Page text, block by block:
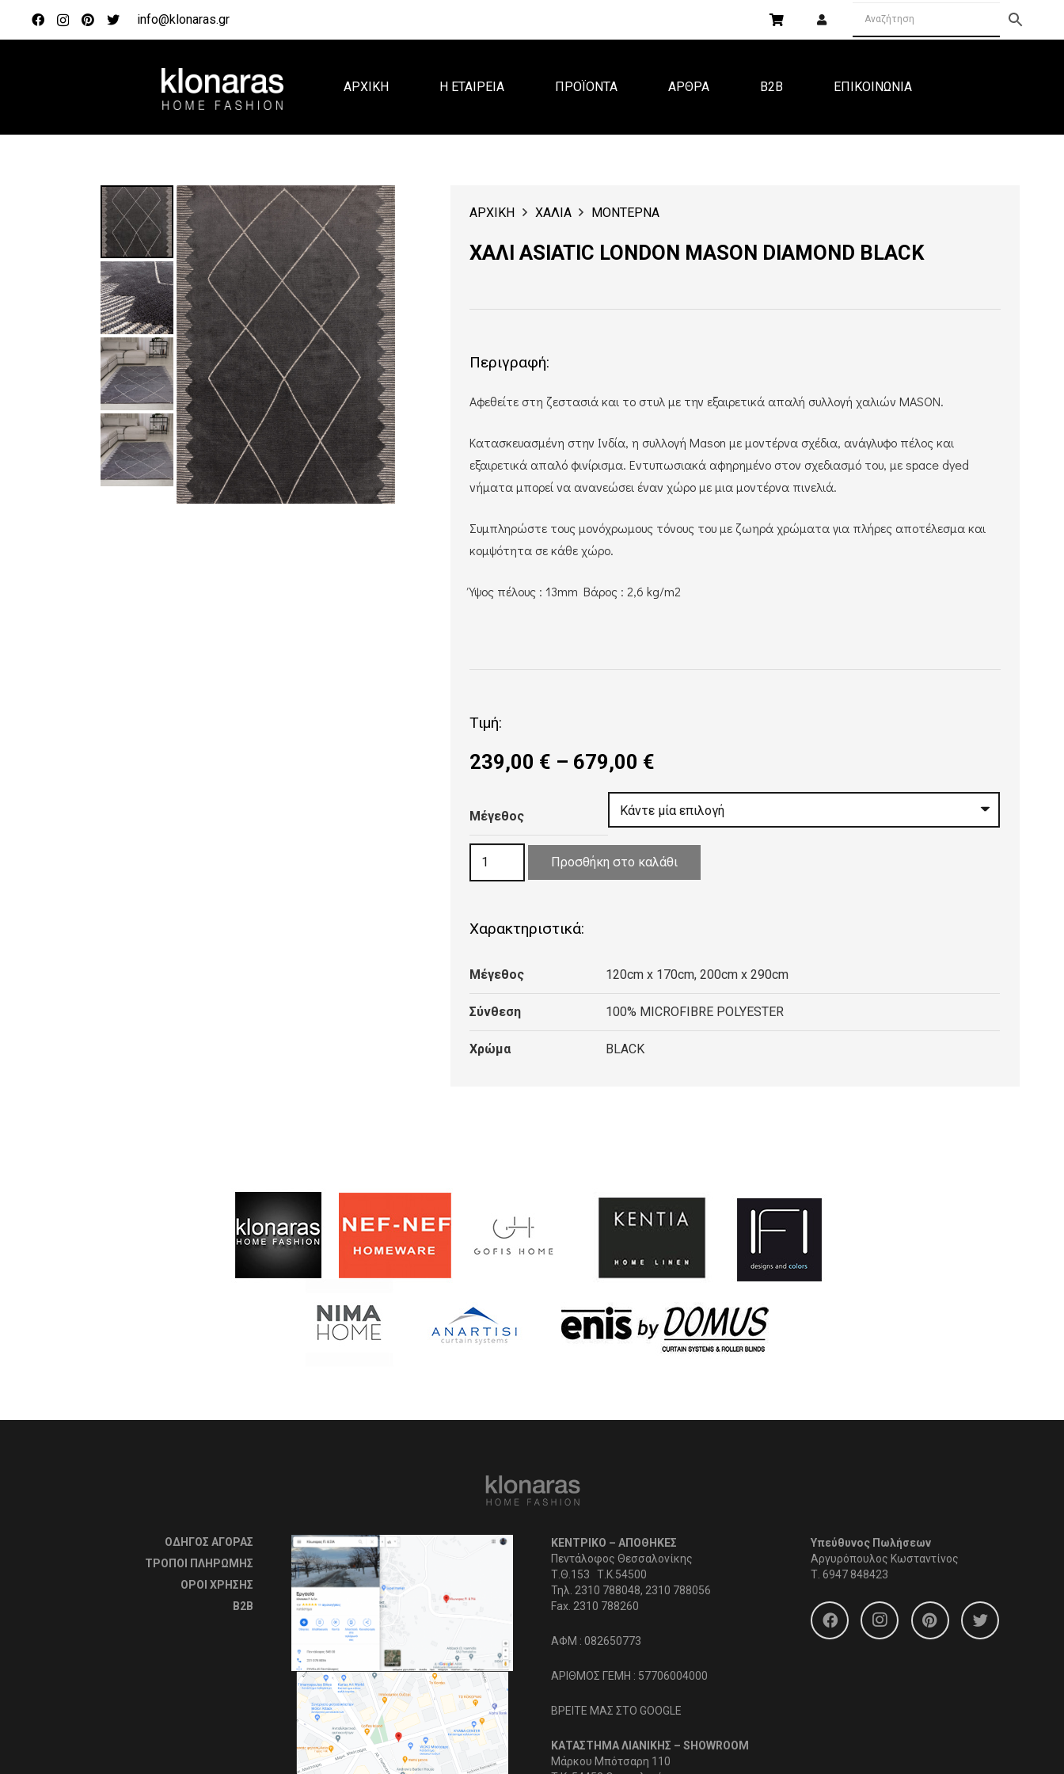
info@klonaras.gr
ΑΡΧΙΚΗ Η ΕΤΑΙΡΕΙΑ ΠΡΟΪΟΝΤΑ ΑΡΘΡΑ B2B ΕΠΙΚΟΙΝΩΝΙΑ
ΑΡΧΙΚΗ ΧΑΛΙΑ ΜΟΝΤΕΡΝΑ
ΧΑΛΙ ASIATIC LONDON MASON DIAMOND BLACK
Περιγραφή:
Αφεθείτε στη ζεστασιά και το στυλ με την εξαιρετικά απαλή συλλογή χαλιών MASON.
Κατασκευασμένη στην Ινδία, η συλλογή Mason με μοντέρνα σχέδια, ανάγλυφο πέλος και
εξαιρετικά απαλό φινίρισμα. Εντυπωσιακά αφηρημένο στον σχεδιασμό του, με space dyed
νήματα μπορεί να ανανεώσει έναν χώρο με μια μοντέρνα πινελιά.
Συμπληρώστε τους μονόχρωμους τόνους του με ζωηρά χρώματα για πλήρες αποτέλεσμα και
κομψότητα σε κάθε χώρο.
Ύψος πέλους : 13mm Bάρος : 2,6 kg/m2
Τιμή:
239,00 € – 679,00 €
239,00 €
through
679,00 €
Μέγεθος
DIAMOND
ποσότητα
Προσθήκη στο καλάθι
Χαρακτηριστικά:
Μέγεθος 120cm x 170cm, 200cm x 290cm
Σύνθεση 100% MICROFIBRE POLYESTER
Χρώμα BLACK
ΟΔΗΓΟΣ ΑΓΟΡΑΣ
ΤΡΟΠΟΙ ΠΛΗΡΩΜΗΣ
OΡΟΙ ΧΡΗΣΗΣ
B2B
ΚΕΝΤΡΙΚΟ – ΑΠΟΘΗΚΕΣ
Πεντάλοφος Θεσσαλονίκης
Τ.Θ.153 Τ.Κ.54500
Τηλ. 2310 788048, 2310 788056
Fax. 2310 788260
ΑΦΜ : 082650773
ΑΡΙΘΜΟΣ ΓΕΜΗ : 57706004000
ΒΡΕΙΤΕ ΜΑΣ ΣΤΟ GOOGLE
ΚΑΤΑΣΤΗΜΑ ΛΙΑΝΙΚΗΣ – SHOWROOM
Μάρκου Μπότσαρη 110
Υπεύθυνος Πωλήσεων
Αργυρόπουλος Κωσταντίνος
Τ. 6947 848423